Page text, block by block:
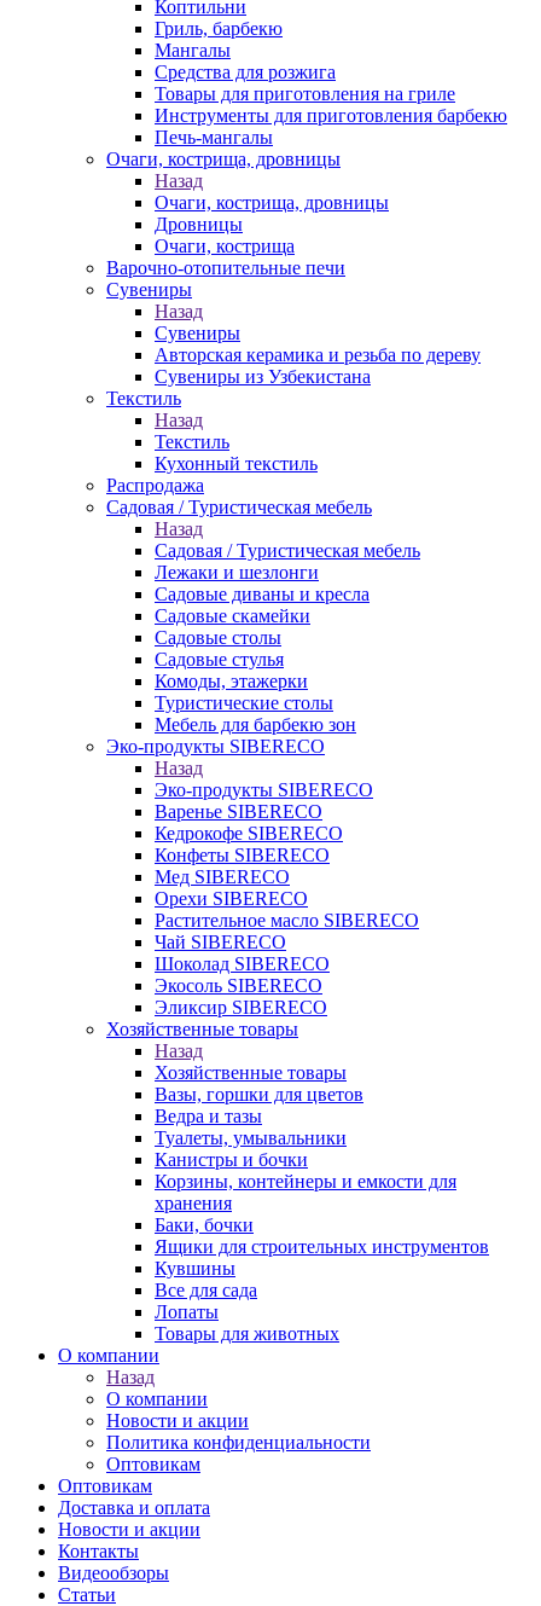
Коптильни
Гриль, барбекю
Мангалы
Средства для розжига
Товары для приготовления на гриле
Инструменты для приготовления барбекю
Печь-мангалы
Очаги, кострища, дровницы
Назад
Очаги, кострища, дровницы
Дровницы
Очаги, кострища
Варочно-отопительные печи
Сувениры
Назад
Сувениры
Авторская керамика и резьба по дереву
Сувениры из Узбекистана
Текстиль
Назад
Текстиль
Кухонный текстиль
Распродажа
Садовая / Туристическая мебель
Назад
Садовая / Туристическая мебель
Лежаки и шезлонги
Садовые диваны и кресла
Садовые скамейки
Садовые столы
Садовые стулья
Комоды, этажерки
Туристические столы
Мебель для барбекю зон
Эко-продукты SIBERECO
Назад
Эко-продукты SIBERECO
Варенье SIBERECO
Кедрокофе SIBERECO
Конфеты SIBERECO
Мед SIBERECO
Орехи SIBERECO
Растительное масло SIBERECO
Чай SIBERECO
Шоколад SIBERECO
Экосоль SIBERECO
Эликсир SIBERECO
Хозяйственные товары
Назад
Хозяйственные товары
Вазы, горшки для цветов
Ведра и тазы
Туалеты, умывальники
Канистры и бочки
Корзины, контейнеры и емкости для
хранения
Баки, бочки
Ящики для строительных инструментов
Кувшины
Все для сада
Лопаты
Товары для животных
О компании
Назад
О компании
Новости и акции
Политика конфиденциальности
Оптовикам
Оптовикам
Доставка и оплата
Новости и акции
Контакты
Видеообзоры
Статьи